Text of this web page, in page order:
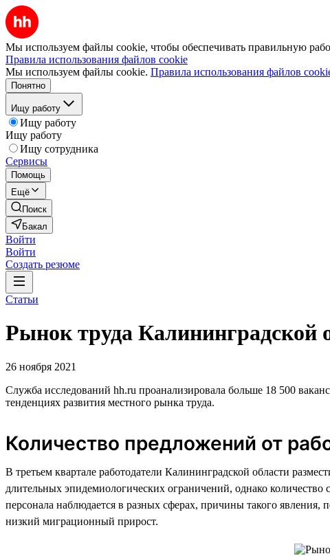
Мы используем файлы cookie, чтобы обеспечивать правильную
Правила использования файлов cookie
Мы используем файлы cookie. Правила использования файлов
Понятно
Ищу работу
Ищу работу
Ищу работу
Ищу сотрудника
Сервисы
Помощь
Ещё
Поиск
Бакал
Войти
Войти
Создать резюме
Статьи
Рынок труда Калининградской
26 ноября 2021
Служба исследований hh.ru проанализировала больше 18 500
тенденциях развития местного рынка труда.
Количество предложений от
В третьем квартале работодатели Калининградской области
длительных эпидемиологических ограничений, однако
персонала наблюдается в разных сферах, причины такого
низкий миграционный прирост.